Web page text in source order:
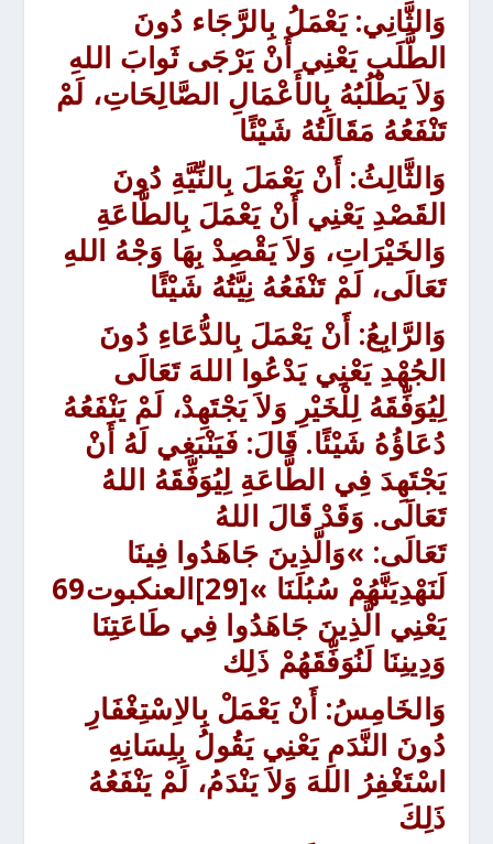
وَالثَّانِي:يَعْمَلُ بِالرَّجَاء دُونَ
الطَّلَبِ يَعْنِي أَنْ يَرْجَى ثَوابَ اللهِ
وَلاَ يَطْلُبُهُ بِالأَعْمَالِ الصَّالِحَاتِ، لَمْ
تَنْفَعُهُ مَقَالَتُهُ شَيْئًا
وَالثَّالِثُ: أَنْ يَعْمَلَ بِالنِّيَّةِ دُونَ
القَصْدِيَعْنِي أَنْ يَعْمَلَ بِالطَّاعَةِ
وَالخَيْرَاتِ، وَلاَ يَقْصِدْ بِهَا وَجْهُ اللهِ
تَعَالَى، لَمْ تَنْفَعُهُ نِيَّتُهُ شَيْئًا
وَالرَّابِعُ: أَنْ يَعْمَلَ بِالدُّعَاءِ دُونَ
الجُهْدِيَعْنِي يَدْعُوا اللهَ تَعَالَى
لِيُوَفِّقَهُ لِلْخَيْرِ وَلاَ يَجْتَهِدْ، لَمْ يَنْفَعُهُ
دُعَاؤُهُ شَيْئًا. قَالَ: فَيَنْبَغِي لَهُ أَنْ
يَجْتَهِدَ فِي الطَّاعَةِ لِيُوَفِّقَهُ اللهُ
تَعَالَى. وَقَدْ قَالَ اللهُ
تَعَالَى: »وَالَّذِينَ جَاهَدُوا فِينَا
لَنَهْدِيَنَّهُمْ سُبُلَنَا »[29]العنكبوت69
يَعْنِي الَّذِينَ جَاهَدُوا فِي طَاعَتِنَا
وَدِينِنَا لَنُوَفِّقَهُمْ ذَلِك
وَالخَامِسُ: أَنْ يَعْمَلْ بِالاِسْتِغْفَارِ
دُونَ النَّدَمِيَعْنِي يَقُولُ بِلِسَانِهِ
اسْتَغْفِرُ اللهَ وَلاَ يَنْدَمُ، لَمْ يَنْفَعُهُ
ذَلِكَ